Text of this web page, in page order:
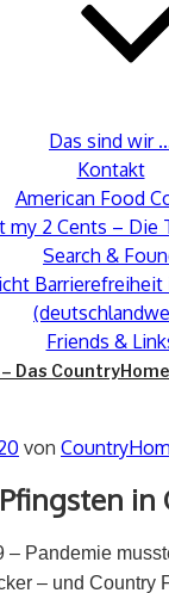
Das sind wir
Kontakt
American Food
my 2 Cents – Die
Search &
Friends &
– Das
von
in
– Pandemie
– und Country